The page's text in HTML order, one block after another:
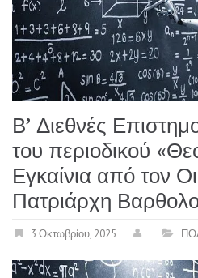
Β’ Διεθνές
του περιοδικού
Εγκαίνια από τον
Πατριάρχη
3 Οκτωβρίου, 2025